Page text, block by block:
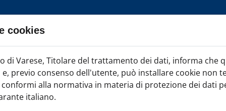
cookies
di Varese, Titolare del trattamento dei dati, informa che
previo consenso dell'utente, può installare cookie non
alla normativa in materia di protezione dei dati
italiano.